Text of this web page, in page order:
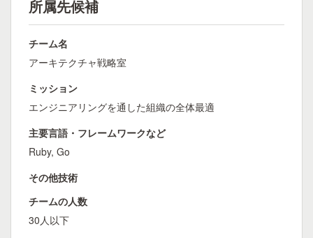
所属先候補
チーム名
アーキテクチャ戦略室
ミッション
エンジニアリングを通した組織の全体最適
主要言語・フレームワークなど
Ruby, Go
その他技術
チームの人数
30人以下